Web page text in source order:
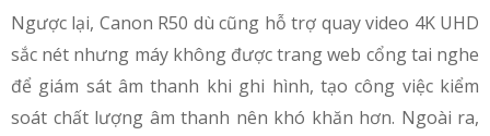
Ngược lại, Canon R50 dù cũng hỗ trợ quay video 4K UHD
sắc nét nhưng máy không được trang web cổng tai nghe
để giám sát âm thanh khi ghi hình, tạo công việc kiểm
soát chất lượng âm thanh nên khó khăn hơn. Ngoài ra,